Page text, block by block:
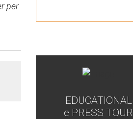
per
EDUCATIONAL
e PRESS TOUR